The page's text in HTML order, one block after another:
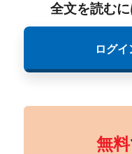
全文を読む
ログ
無料